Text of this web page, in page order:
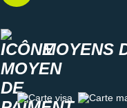
MOYENS
Carte visa Carte